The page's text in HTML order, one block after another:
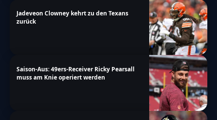
Jadeveon Clowney kehrt zu den Texans
zurück
Saison-Aus: 49ers-Receiver Ricky Pearsall
muss am Knie operiert werden